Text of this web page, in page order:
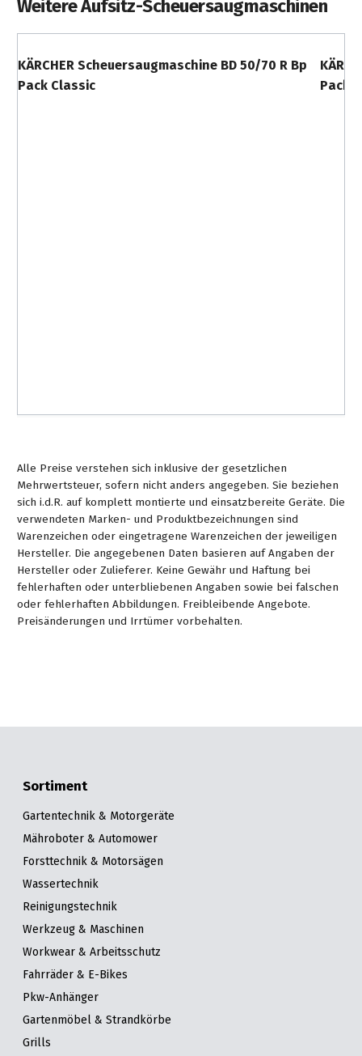
Weitere Aufsitz-Scheuersaugmaschinen
KÄRCHER Scheuersaugmaschine BD 50/70 R Bp
Pack Classic
Pack
Alle Preise verstehen sich inklusive der gesetzlichen
Mehrwertsteuer, sofern nicht anders angegeben. Sie beziehen
sich i.d.R. auf komplett montierte und einsatzbereite Geräte. Die
verwendeten Marken- und Produktbezeichnungen sind
Warenzeichen oder eingetragene Warenzeichen der jeweiligen
Hersteller. Die angegebenen Daten basieren auf Angaben der
Hersteller oder Zulieferer. Keine Gewähr und Haftung bei
fehlerhaften oder unterbliebenen Angaben sowie bei falschen
oder fehlerhaften Abbildungen. Freibleibende Angebote.
Preisänderungen und Irrtümer vorbehalten.
Sortiment
Gartentechnik & Motorgeräte
Mähroboter & Automower
Forsttechnik & Motorsägen
Wassertechnik
Reinigungstechnik
Werkzeug & Maschinen
Workwear & Arbeitsschutz
Fahrräder & E-Bikes
Pkw-Anhänger
Gartenmöbel & Strandkörbe
Grills